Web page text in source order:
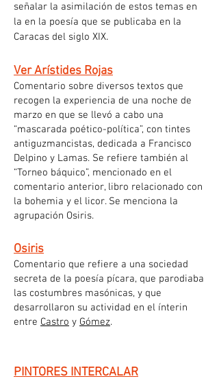
señalar la asimilación de estos temas en
la en la poesía que se publicaba en la
Caracas del siglo XIX.
Ver Arístides Rojas
Comentario sobre diversos textos que
recogen la experiencia de una noche de
marzo en que se llevó a cabo una
“mascarada poético-política”, con tintes
antiguzmancistas, dedicada a Francisco
Delpino y Lamas. Se refiere también al
“Torneo báquico”, mencionado en el
comentario anterior, libro relacionado con
la bohemia y el licor. Se menciona la
agrupación Osiris.
Osiris
Comentario que refiere a una sociedad
secreta de la poesía pícara, que parodiaba
las costumbres masónicas, y que
desarrollaron su actividad en el ínterin
entre Castro y Gómez.
PINTORES INTERCALAR